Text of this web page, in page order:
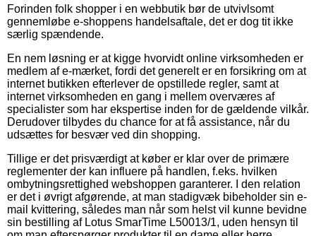
Forinden folk shopper i en webbutik bør de utvivlsomt
gennemløbe e-shoppens handelsaftale, det er dog tit ikke
særlig spændende.
En nem løsning er at kigge hvorvidt online virksomheden er
medlem af e-mærket, fordi det generelt er en forsikring om at
internet butikken efterlever de opstillede regler, samt at
internet virksomheden en gang i mellem overværes af
specialister som har ekspertise inden for de gældende vilkår.
Derudover tilbydes du chance for at få assistance, når du
udsættes for besvær ved din shopping.
Tillige er det prisværdigt at køber er klar over de primære
reglementer der kan influere på handlen, f.eks. hvilken
ombytningsrettighed webshoppen garanterer. I den relation
er det i øvrigt afgørende, at man stadigvæk bibeholder sin e-
mail kvittering, således man når som helst vil kunne bevidne
sin bestilling af Lotus SmarTime L50013/1, uden hensyn til